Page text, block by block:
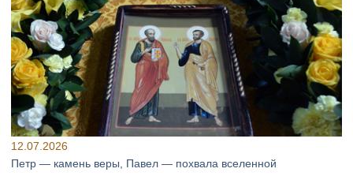
12.07.2026
Петр — камень веры, Павел — похвала вселенной